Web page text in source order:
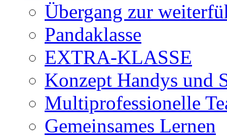
Übergang zur
Pandaklasse
EXTRA-KLASSE
Konzept Handys und
Multiprofessionelle
Gemeinsames Lernen